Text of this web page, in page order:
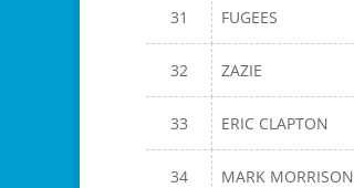
31 FUGEES
32 ZAZIE
33 ERIC CLAPTON
34 MARK MORRISON